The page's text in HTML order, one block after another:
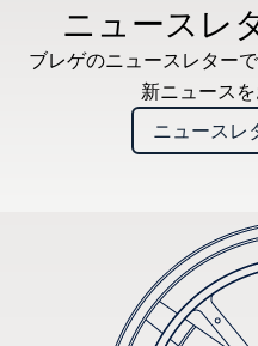
ニュースレ
ブレゲのニュースレター
新ニュース
ニュースレ